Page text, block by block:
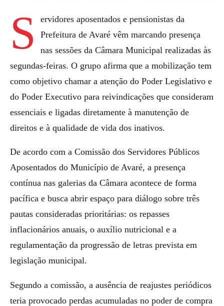
S
ervidores aposentados e pensionistas da
Prefeitura de Avaré vêm marcando presença
nas sessões da Câmara Municipal realizadas às
segundas-feiras. O grupo afirma que a mobilização tem
como objetivo chamar a atenção do Poder Legislativo e
do Poder Executivo para reivindicações que consideram
essenciais e ligadas diretamente à manutenção de
direitos e à qualidade de vida dos inativos.
De acordo com a Comissão dos Servidores Públicos
Aposentados do Município de Avaré, a presença
contínua nas galerias da Câmara acontece de forma
pacífica e busca abrir espaço para diálogo sobre três
pautas consideradas prioritárias: os repasses
inflacionários anuais, o auxílio nutricional e a
regulamentação da progressão de letras prevista em
legislação municipal.
Segundo a comissão, a ausência de reajustes periódicos
teria provocado perdas acumuladas no poder de compra